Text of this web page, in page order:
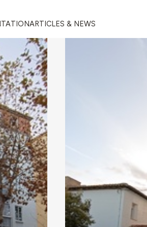
ARTICLES & NEWS